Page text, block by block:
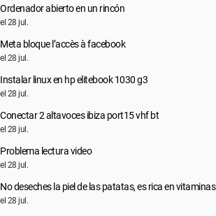
Ordenador abierto en un rincón
el 28 jul.
Meta bloque l’accès à facebook
el 28 jul.
Instalar linux en hp elitebook 1030 g3
el 28 jul.
Conectar 2 altavoces ibiza port15 vhf bt
el 28 jul.
Problema lectura video
el 28 jul.
No deseches la piel de las patatas, es rica en vitaminas
el 28 jul.